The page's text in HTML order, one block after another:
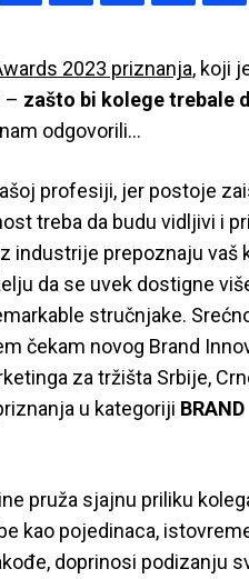
2023 priznanja, koji
– zašto bi kolege trebale
odgovorili…
profesiji, jer postoje
treba da budu vidljivi i
industrije prepoznaju vaš
da se uvek dostigne
stručnjake.
čekam novog Brand
za tržišta Srbije,
u kategoriji BRAND
pruža sjajnu priliku
kao pojedinaca,
doprinosi podizanju